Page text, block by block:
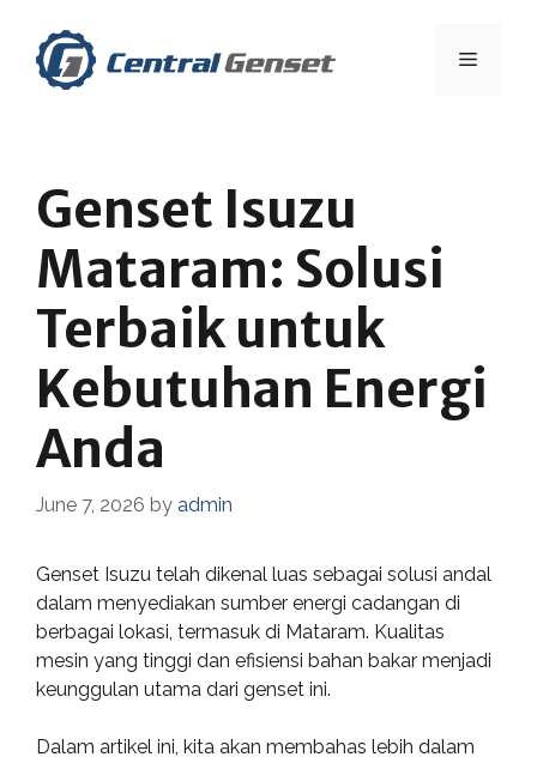
content
Menu
Genset Isuzu
Mataram: Solusi
Terbaik untuk
Kebutuhan Energi
Anda
June 7, 2026 by admin
Genset Isuzu telah dikenal luas sebagai solusi andal
dalam menyediakan sumber energi cadangan di
berbagai lokasi, termasuk di Mataram. Kualitas
mesin yang tinggi dan efisiensi bahan bakar menjadi
keunggulan utama dari genset ini.
Dalam artikel ini, kita akan membahas lebih dalam